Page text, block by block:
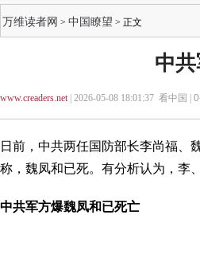
万维读者网 > 中国瞭望 > 正文
中
www.creaders.net| 2026-05-08 18:01:37 看中国 | 0
日前，中共两任国防部长李尚福、
称，魏凤和已死。有分析认为，李
中共军方爆魏凤和已死亡